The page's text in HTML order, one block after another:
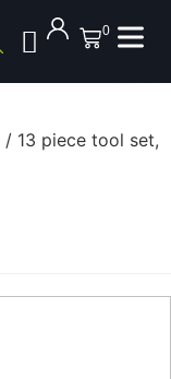
0
/ 13 piece tool set,